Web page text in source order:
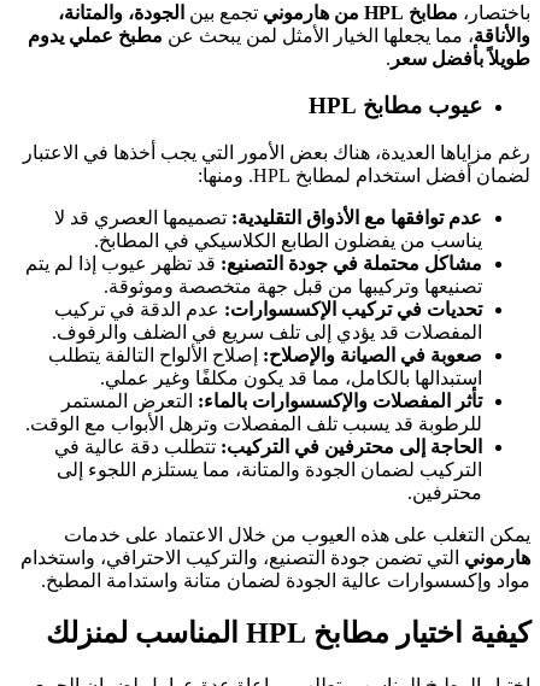
باختصار، مطابخ HPL من هارموني تجمع بين الجودة، والمتانة،
والأناقة، مما يجعلها الخيار الأمثل لمن يبحث عن مطبخ عملي يدوم
طويلاً بأفضل سعر .
عيوب مطابخ HPL
رغم مزاياها العديدة، هناك بعض الأمور التي يجب أخذها في الاعتبار
لضمان أفضل استخدام لمطابخ HPL. ومنها:
عدم توافقها مع الأذواق التقليدية: تصميمها العصري قد لا
يناسب من يفضلون الطابع الكلاسيكي في المطابخ.
مشاكل محتملة في جودة التصنيع: قد تظهر عيوب إذا لم يتم
تصنيعها وتركيبها من قبل جهة متخصصة وموثوقة.
تحديات في تركيب الإكسسوارات: عدم الدقة في تركيب
المفصلات قد يؤدي إلى تلف سريع في الضلف والرفوف.
صعوبة في الصيانة والإصلاح: إصلاح الألواح التالفة يتطلب
استبدالها بالكامل، مما قد يكون مكلفًا وغير عملي.
تأثر المفصلات والإكسسوارات بالماء: التعرض المستمر
للرطوبة قد يسبب تلف المفصلات وترهل الأبواب مع الوقت.
الحاجة إلى محترفين في التركيب: تتطلب دقة عالية في
التركيب لضمان الجودة والمتانة، مما يستلزم اللجوء إلى
محترفين.
يمكن التغلب على هذه العيوب من خلال الاعتماد على خدمات
هارموني التي تضمن جودة التصنيع، والتركيب الاحترافي، واستخدام
مواد وإكسسوارات عالية الجودة لضمان متانة واستدامة المطبخ.
كيفية اختيار مطابخ HPL المناسب لمنزلك